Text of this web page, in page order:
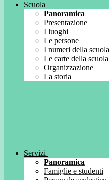
Scuola
Panoramica
Presentazione
I luoghi
Le persone
I numeri della scuola
Le carte della scuola
Organizzazione
La storia
Servizi
Panoramica
Famiglie e studenti